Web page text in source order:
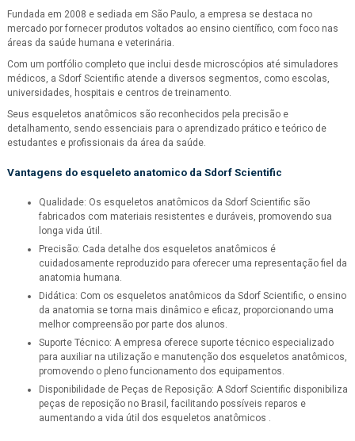
Fundada em 2008 e sediada em São Paulo, a empresa se destaca no
mercado por fornecer produtos voltados ao ensino científico, com foco nas
áreas da saúde humana e veterinária.
Com um portfólio completo que inclui desde microscópios até simuladores
médicos, a Sdorf Scientific atende a diversos segmentos, como escolas,
universidades, hospitais e centros de treinamento.
Seus esqueletos anatômicos são reconhecidos pela precisão e
detalhamento, sendo essenciais para o aprendizado prático e teórico de
estudantes e profissionais da área da saúde.
Vantagens do esqueleto anatomico da Sdorf Scientific
Qualidade: Os esqueletos anatômicos da Sdorf Scientific são
fabricados com materiais resistentes e duráveis, promovendo sua
longa vida útil.
Precisão: Cada detalhe dos esqueletos anatômicos é
cuidadosamente reproduzido para oferecer uma representação fiel da
anatomia humana.
Didática: Com os esqueletos anatômicos da Sdorf Scientific, o ensino
da anatomia se torna mais dinâmico e eficaz, proporcionando uma
melhor compreensão por parte dos alunos.
Suporte Técnico: A empresa oferece suporte técnico especializado
para auxiliar na utilização e manutenção dos esqueletos anatômicos,
promovendo o pleno funcionamento dos equipamentos.
Disponibilidade de Peças de Reposição: A Sdorf Scientific disponibiliza
peças de reposição no Brasil, facilitando possíveis reparos e
aumentando a vida útil dos esqueletos anatômicos .